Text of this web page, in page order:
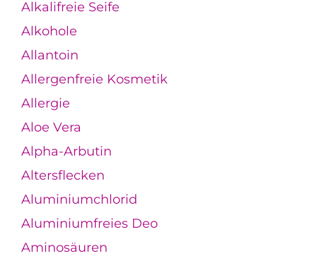
Alkalifreie Seife
Alkohole
Allantoin
Allergenfreie Kosmetik
Allergie
Aloe Vera
Alpha-Arbutin
Altersflecken
Aluminiumchlorid
Aluminiumfreies Deo
Aminosäuren